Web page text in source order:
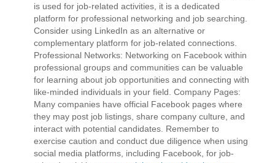
is used for job-related activities, it is a dedicated
platform for professional networking and job searching.
Consider using LinkedIn as an alternative or
complementary platform for job-related connections.
Professional Networks: Networking on Facebook within
professional groups and communities can be valuable
for learning about job opportunities and connecting with
like-minded individuals in your field. Company Pages:
Many companies have official Facebook pages where
they may post job listings, share company culture, and
interact with potential candidates. Remember to
exercise caution and conduct due diligence when using
social media platforms, including Facebook, for job-